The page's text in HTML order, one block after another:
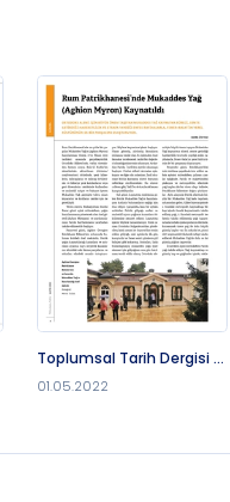
Toplumsal Tarih Dergisi -
01.05.2022